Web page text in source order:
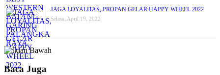
JAGA LOYALITAS, PROPAN GELAR HAPPY WHEEL 2022
Selasa, April 19, 2022
Baca Juga